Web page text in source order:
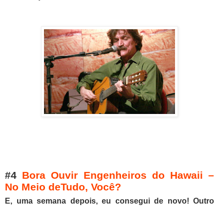
#4 Bora Ouvir Engenheiros do Hawaii –
No Meio deTudo, Você?
E, uma semana depois, eu consegui de novo! Outro